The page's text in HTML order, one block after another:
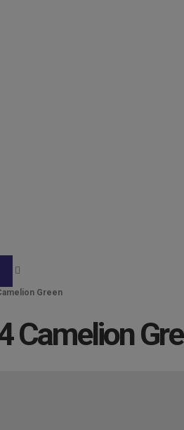
Green
Camelion